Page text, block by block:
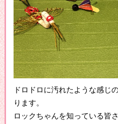
ドロドロに汚れたような感じ
ります。
ロックちゃんを知っている皆